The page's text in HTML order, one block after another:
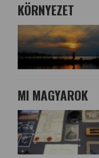
KÖRNYEZET
MI MAGYAROK